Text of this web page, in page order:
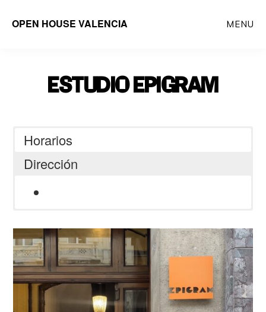
OPEN HOUSE VALENCIA MENU
ESTUDIO EPIGRAM
Horarios
Dirección
8, Ciutat Vella, 46003 Valencia